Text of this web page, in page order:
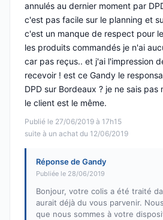
Publié le 27/06/2019 à 17h15
suite à un achat du 12/06/2019
annulés au dernier moment par
c'est pas facile sur le planning et
c'est un manque de respect pour
les produits commandés je n'ai
car pas reçus.. et j'ai l'impression
recevoir ! est ce Gandy le
DPD sur Bordeaux ? je ne sais pas
le client est le même.
Réponse de Gandy
Publiée le 28/06/2019
Bonjour, votre colis a été traité
aurait déjà du vous parvenir.
que nous sommes à votre